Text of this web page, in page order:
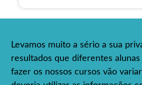
Levamos muito a sério a sua
resultados que diferentes
fazer os nossos cursos vão